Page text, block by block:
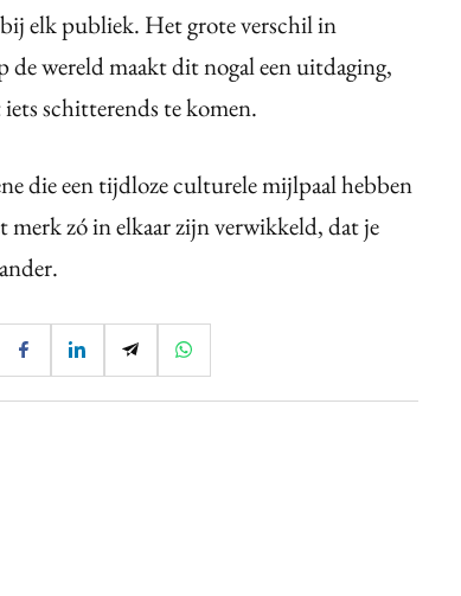
elk publiek. Het grote verschil in
wereld maakt dit nogal een uitdaging,
schitterends te komen.
die een tijdloze culturele mijlpaal hebben
merk zó in elkaar zijn verwikkeld, dat je